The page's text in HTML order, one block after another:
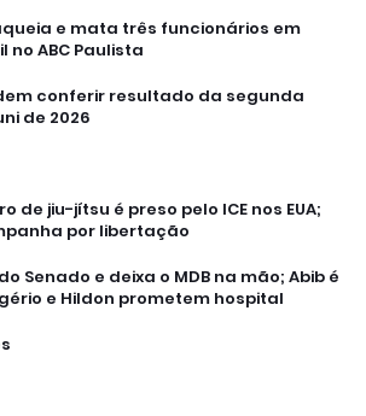
e mata três funcionários em
ABC Paulista
conferir resultado da segunda
de 2026
de jiu-jítsu é preso pelo ICE nos EUA;
por libertação
Senado e deixa o MDB na mão; Abib é
e Hildon prometem hospital